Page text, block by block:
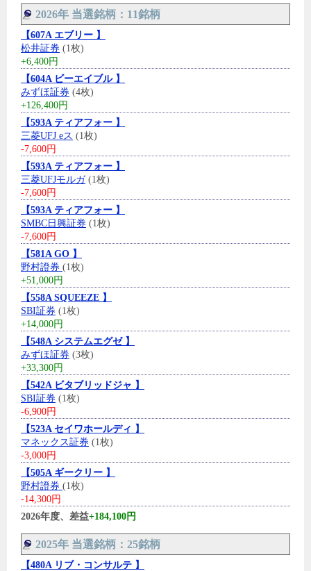
2026年 当選銘柄：11銘柄
【607A エブリー 】
松井証券 (1枚)
+6,400円
【604A ビーエイブル 】
みずほ証券 (4枚)
+126,400円
【593A ティアフォー 】
三菱UFJ eス (1枚)
-7,600円
【593A ティアフォー 】
三菱UFJモルガ(1枚)
-7,600円
【593A ティアフォー 】
SMBC日興証券 (1枚)
-7,600円
【581A GO 】
野村證券 (1枚)
+51,000円
【558A SQUEEZE 】
SBI証券 (1枚)
+14,000円
【548A システムエグゼ 】
みずほ証券 (3枚)
+33,300円
【542A ビタブリッドジャ 】
SBI証券 (1枚)
-6,900円
【523A セイワホールディ 】
マネックス証券 (1枚)
-3,000円
【505A ギークリー 】
野村證券 (1枚)
-14,300円
2026年度、差益+184,100円
2025年 当選銘柄：25銘柄
【480A リブ・コンサルテ 】